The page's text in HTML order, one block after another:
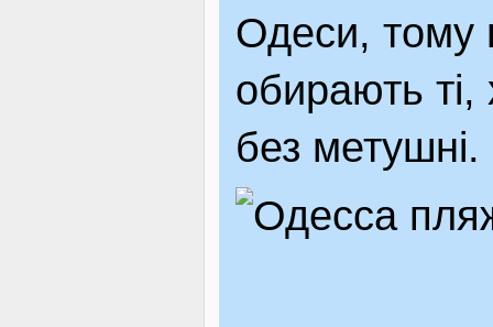
Одеси, тому
обирають ті,
без метушні.